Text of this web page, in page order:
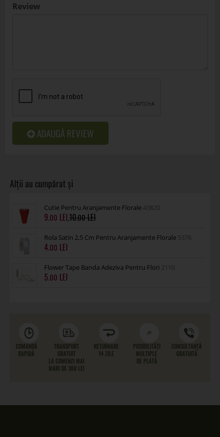
Review
ADAUGĂ REVIEW
Cutie Pentru Aranjamente Florale 43820
9.00 ,10.00
Rola Satin 2,5 Cm Pentru Aranjamente Florale 5376
4.00
Flower Tape Banda Adeziva Pentru Flori 2110
5.00
COMANDĂ
RAPIDĂ
TRANSPORT
GRATUIT
LA COMENZI MAI
MARI DE 300 LEI
RETURNARE
14 ZILE
POSIBILITĂȚI
MULTIPLE
DE PLATĂ
CONSULTANȚĂ
GRATUITĂ